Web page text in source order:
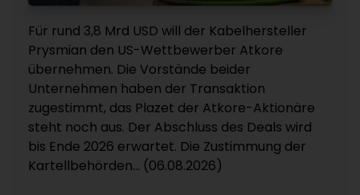
Für rund 3,8 Mrd USD will der Kabelhersteller
Prysmian den US-Wettbewerber Atkore
übernehmen. Die Vorstände beider
Unternehmen haben der Transaktion
zugestimmt, das Plazet der Atkore-Aktionäre
steht noch aus. Der Abschluss des Deals wird
bis Ende 2026 erwartet. Die Zustimmung der
Kartellbehörden... (06.08.2026)